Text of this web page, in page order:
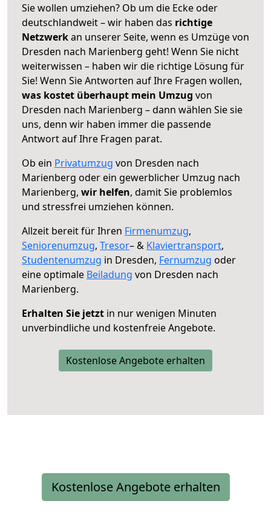
Sie wollen umziehen? Ob um die Ecke oder
deutschlandweit – wir haben das richtige
Netzwerkan unserer Seite, wenn es Umzüge von
Dresden nach Marienberg geht! Wenn Sie nicht
weiterwissen – haben wir die richtige Lösung für
Sie! Wenn Sie Antworten auf Ihre Fragen wollen,
was kostet überhaupt mein Umzug von
Dresden nach Marienberg – dann wählen Sie sie
uns, denn wir haben immer die passende
Antwort auf Ihre Fragen parat.
Ob ein Privatumzug von Dresden nach
Marienberg oder ein gewerblicher Umzug nach
Marienberg, wir helfen, damit Sie problemlos
und stressfrei umziehen können.
Allzeit bereit für Ihren Firmenumzug,
Seniorenumzug, Tresor– & Klaviertransport,
Studentenumzug in Dresden, Fernumzug oder
eine optimale Beiladung von Dresden nach
Marienberg.
Erhalten Sie jetzt in nur wenigen Minuten
unverbindliche und kostenfreie Angebote.
Kostenlose Angebote erhalten
Kostenlose Angebote erhalten